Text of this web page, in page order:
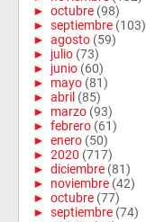
► octubre (98)
► septiembre (103)
► agosto (59)
► julio (73)
► junio (60)
► mayo (81)
► abril (85)
► marzo (93)
► febrero (61)
► enero (50)
► 2020 (717)
► diciembre (81)
► noviembre (42)
► octubre (77)
► septiembre (74)